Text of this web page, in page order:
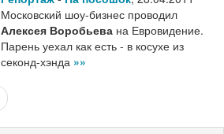
Московский шоу-бизнес проводил
Алексея Воробьева на Евровидение.
Парень уехал как есть - в косухе из
секонд-хэнда »»